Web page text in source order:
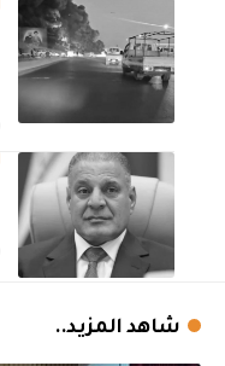
شاهد المزيد..